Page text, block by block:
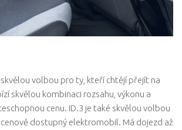
skvělou volbou pro ty, kteří chtějí přejít na
skvělou kombinaci rozsahu, výkonu a
cenu. ID.3 je také skvělou volbou
dostupný elektromobil. Má dojezd až